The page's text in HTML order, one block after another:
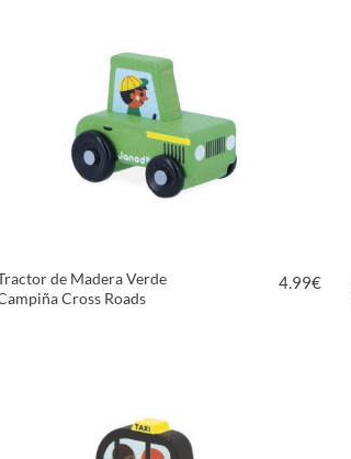
de Madera Verde
Cross Roads
4.99€